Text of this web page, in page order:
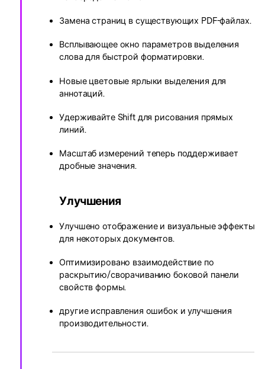
Замена страниц в существующих PDF-файлах.
Всплывающее окно параметров выделения
слова для быстрой форматировки.
Новые цветовые ярлыки выделения для
аннотаций.
Удерживайте Shift для рисования прямых
линий.
Масштаб измерений теперь поддерживает
дробные значения.
Улучшения
Улучшено отображение и визуальные эффекты
для некоторых документов.
Оптимизировано взаимодействие по
раскрытию/сворачиванию боковой панели
свойств формы.
другие исправления ошибок и улучшения
производительности.